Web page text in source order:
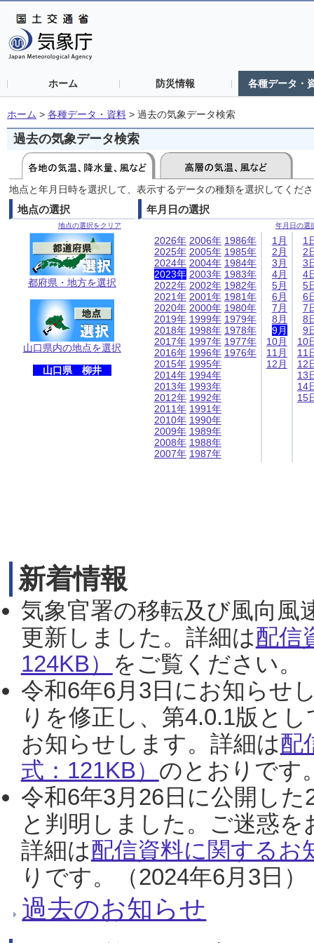
ホーム 防災情報 各種データ・
ホーム > 各種データ・資料 > 過去の気象データ検索
過去の気象データ検索
地点と年月日時を選択して、表示するデータの種類を選択してくだ
地点の選択
地点の選択をクリア
都府県・地方を選択
山口県内の地点を選択
山口県 柳井
年月日の選択
年月日の選
2026年
2025年
2024年
2023年
2022年
2021年
2020年
2019年
2018年
2017年
2016年
2015年
2014年
2013年
2012年
2011年
2010年
2009年
2008年
2007年
2006年
2005年
2004年
2003年
2002年
2001年
2000年
1999年
1998年
1997年
1996年
1995年
1994年
1993年
1992年
1991年
1990年
1989年
1988年
1987年
1986年
1985年
1984年
1983年
1982年
1981年
1980年
1979年
1978年
1977年
1976年
1月
2月
3月
4月
5月
6月
7月
8月
9月
10月
11月
12月
1
2
3
4
5
6
7
8
9
10
11
12
13
14
15
新着情報
気象官署の移転及び風向風
更新しました。詳細は配信
124KB） をご覧ください。
令和6年6月3日にお知らせ
りを修正し、第4.0.1版と
お知らせします。詳細は配
式：121KB） のとおりです
令和6年3月26日に公開し
と判明しました。ご迷惑
詳細は配信資料に関するお
りです。（2024年6月3日）
過去のお知らせ